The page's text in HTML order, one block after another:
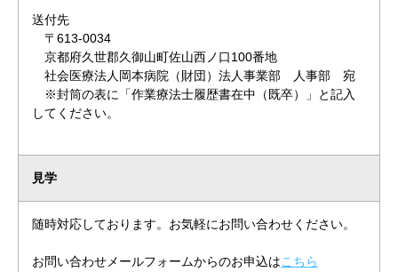
送付先
〒613-0034
京都府久世郡久御山町佐山西ノ口100番地
社会医療法人岡本病院（財団）法人事業部 人事部 宛
※封筒の表に「作業療法士履歴書在中（既卒）」と記入
してください。
見学
随時対応しております。お気軽にお問い合わせください。
お問い合わせメールフォームからのお申込はこちら